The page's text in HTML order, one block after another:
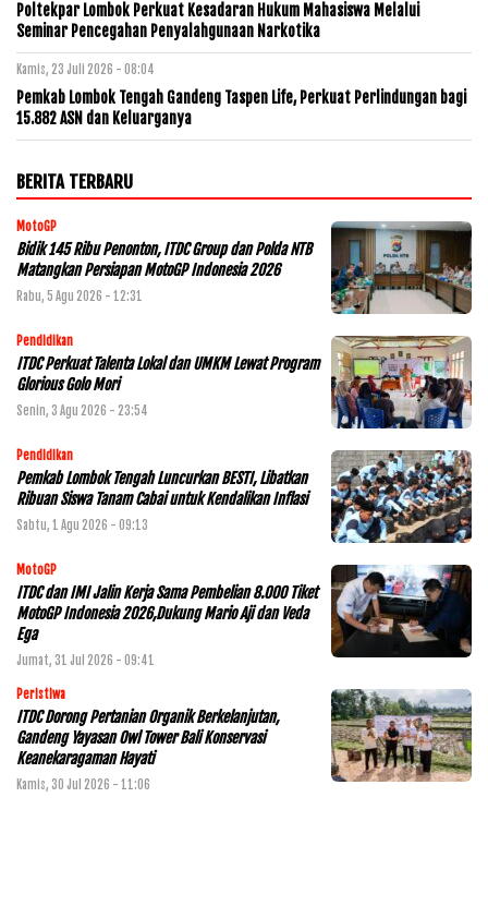
Poltekpar Lombok Perkuat Kesadaran Hukum Mahasiswa Melalui
Seminar Pencegahan Penyalahgunaan Narkotika
Kamis, 23 Juli 2026 - 08:04
Pemkab Lombok Tengah Gandeng Taspen Life, Perkuat Perlindungan bagi
15.882 ASN dan Keluarganya
BERITA TERBARU
MotoGP
Bidik 145 Ribu Penonton, ITDC Group dan Polda NTB
Matangkan Persiapan MotoGP Indonesia 2026
Rabu, 5 Agu 2026 - 12:31
Pendidikan
ITDC Perkuat Talenta Lokal dan UMKM Lewat Program
Glorious Golo Mori
Senin, 3 Agu 2026 - 23:54
Pendidikan
Pemkab Lombok Tengah Luncurkan BESTI, Libatkan
Ribuan Siswa Tanam Cabai untuk Kendalikan Inflasi
Sabtu, 1 Agu 2026 - 09:13
MotoGP
ITDC dan IMI Jalin Kerja Sama Pembelian 8.000 Tiket
MotoGP Indonesia 2026,Dukung Mario Aji dan Veda
Ega
Jumat, 31 Jul 2026 - 09:41
Peristiwa
ITDC Dorong Pertanian Organik Berkelanjutan,
Gandeng Yayasan Owl Tower Bali Konservasi
Keanekaragaman Hayati
Kamis, 30 Jul 2026 - 11:06